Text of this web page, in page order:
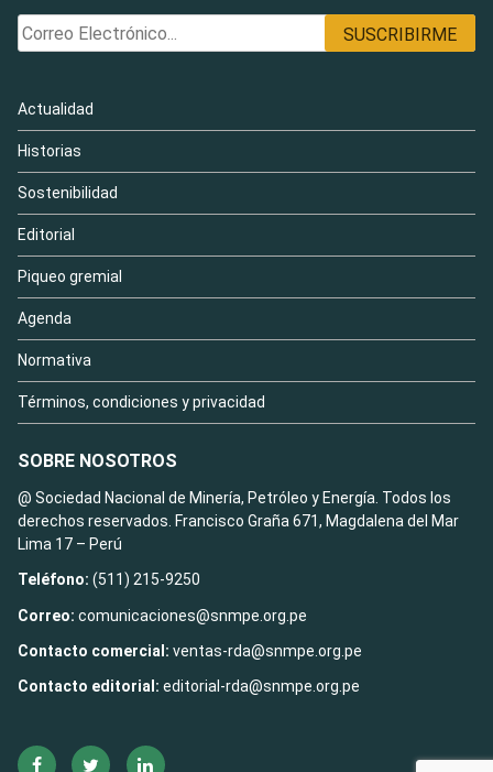
Actualidad
Historias
Sostenibilidad
Editorial
Piqueo gremial
Agenda
Normativa
Términos, condiciones y privacidad
SOBRE NOSOTROS
@ Sociedad Nacional de Minería, Petróleo y Energía. Todos los
derechos reservados. Francisco Graña 671, Magdalena del Mar
Lima 17 – Perú
Teléfono: (511) 215-9250
Correo: comunicaciones@snmpe.org.pe
Contacto comercial: ventas-rda@snmpe.org.pe
Contacto editorial: editorial-rda@snmpe.org.pe